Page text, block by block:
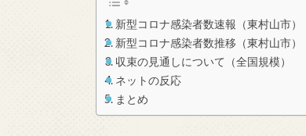
新型コロナ感染者数速報（東村山市）
新型コロナ感染者数推移（東村山市）
収束の見通しについて（全国規模）
ネットの反応
まとめ